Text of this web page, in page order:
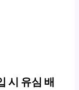
시 유심 배